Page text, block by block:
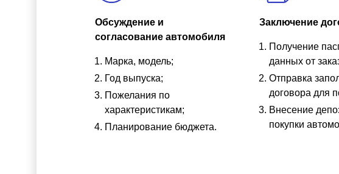
Обсуждение и
согласование автомобиля
Марка, модель;
Год выпуска;
Пожелания по
характеристикам;
Планирование бюджета.
Заключение
Получение
данных от
Отправка
договора для
Внесение
покупки